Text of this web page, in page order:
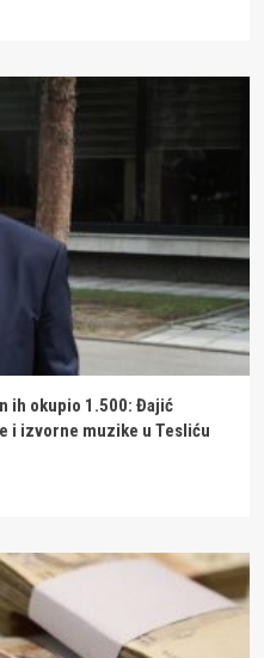
ih okupio 1.500: Đajić
i izvorne muzike u Tesliću